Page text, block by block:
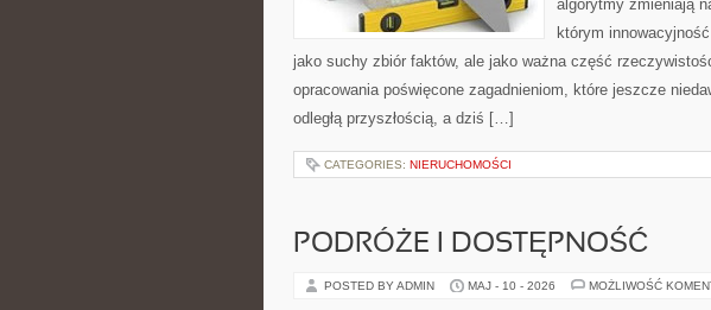
algorytmy zmieniają
którym
jako suchy zbiór faktów, ale jako ważna część
opracowania poświęcone zagadnieniom, które jeszcze
odległą przyszłością, a dziś […]
CATEGORIES: NIERUCHOMOŚCI
PODRÓŻE I DOSTĘPNOŚĆ
POSTED BY ADMIN MAJ - 10 - 2026 MOŻLIWOŚĆ